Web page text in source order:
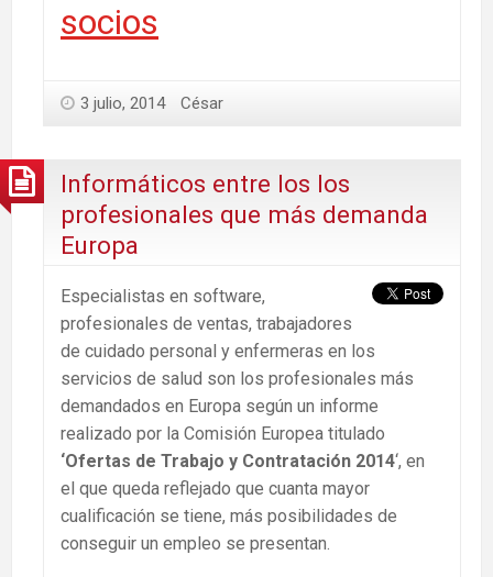
socios
3 julio, 2014 César
Informáticos entre los los
profesionales que más demanda
Europa
Especialistas en software,
profesionales de ventas, trabajadores
de cuidado personal y enfermeras en los
servicios de salud son los profesionales más
demandados en Europa según un informe
realizado por la Comisión Europea titulado
‘Ofertas de Trabajo y Contratación 2014‘, en
el que queda reflejado que cuanta mayor
cualificación se tiene, más posibilidades de
conseguir un empleo se presentan.